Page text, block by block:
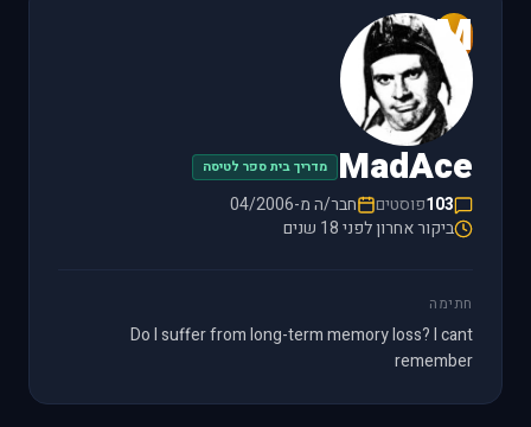
M
MadAce מדריך בית ספר לטיסה
103פוסטים
חבר/ה מ-04/2006
ביקור אחרון לפני 18 שנים
חתימה
Do I suffer from long-term memory loss? I cant
remember